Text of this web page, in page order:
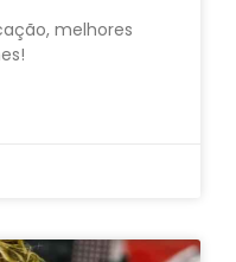
melhores